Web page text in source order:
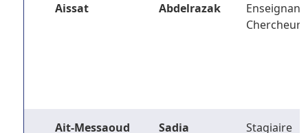
Aissat Abdelrazak
Enseignant-
Chercheur
Ait-Messaoud Sadia Stagiaire